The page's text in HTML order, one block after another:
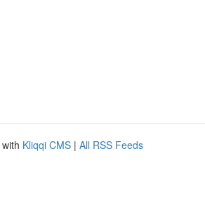
Kliqqi CMS | All RSS Feeds